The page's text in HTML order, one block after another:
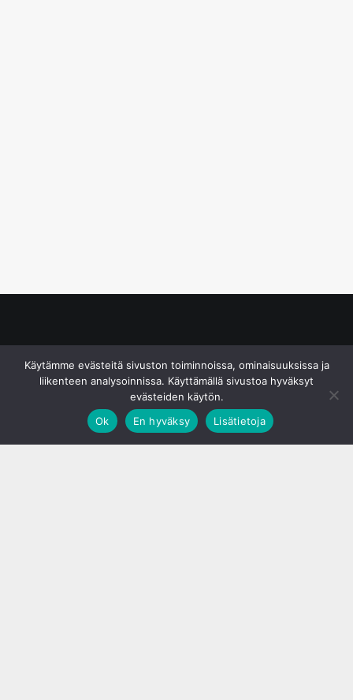
Käytämme evästeitä sivuston toiminnoissa, ominaisuuksissa ja
liikenteen analysoinnissa. Käyttämällä sivustoa hyväksyt
evästeiden käytön.
Ok
En hyväksy Lisätietoja